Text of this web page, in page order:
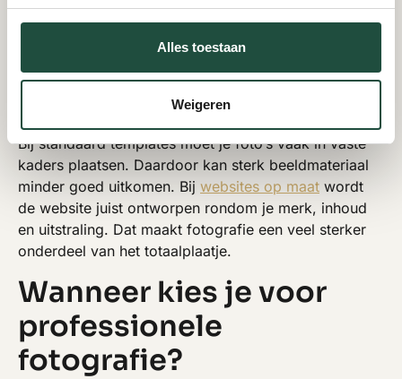
Alles toestaan
Weigeren
Fotografie voor website komt het beste tot zijn recht
wanneer het ontwerp hier rekening mee houdt. Bij een
maatwerk website kan beeldmateriaal bewust worden
ingezet in headers, blokken, cases, teamsecties en
Bij standaard templates moet je foto’s vaak in vaste
kaders plaatsen. Daardoor kan sterk beeldmateriaal
minder goed uitkomen. Bij websites op maat wordt
de website juist ontworpen rondom je merk, inhoud
en uitstraling. Dat maakt fotografie een veel sterker
onderdeel van het totaalplaatje.
Wanneer kies je voor
professionele
fotografie?